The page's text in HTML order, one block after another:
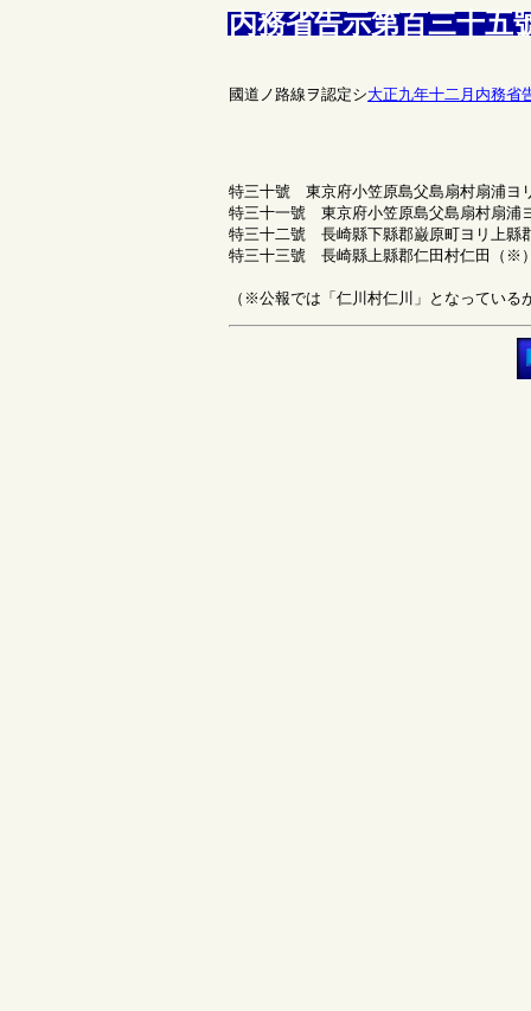
内務省告示第百三十五
國道ノ路線ヲ認定シ大正九年十二月内務省
特三十號 東京府小笠原島父島扇村扇浦ヨ
特三十一號 東京府小笠原島父島扇村扇浦
特三十二號 長崎縣下縣郡巌原町ヨリ上縣
特三十三號 長崎縣上縣郡仁田村仁田（※
（※公報では「仁川村仁川」となっている